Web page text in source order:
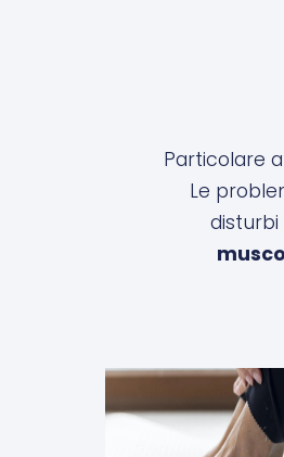
Particolare
Le
disturbi